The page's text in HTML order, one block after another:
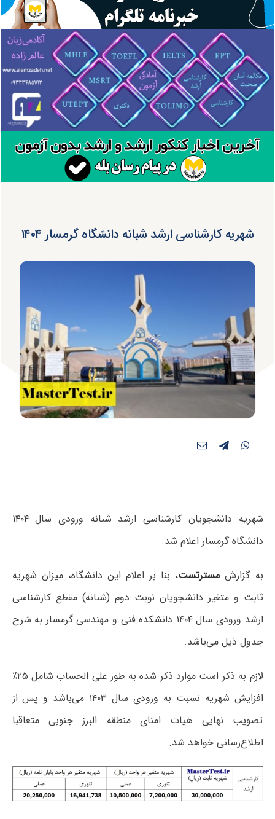
شهریه کارشناسی ارشد شبانه دانشگاه گرمسار ۱۴۰۴
شهریه دانشجویان کارشناسی ارشد شبانه ورودی سال ۱۴۰۴
دانشگاه گرمسار اعلام شد.
به گزارش مسترتست، بنا بر اعلام این دانشگاه، میزان شهریه
ثابت و متغیر دانشجویان نوبت دوم (شبانه) مقطع کارشناسی
ارشد ورودی سال ۱۴۰۴ دانشکده فنی و مهندسی گرمسار به شرح
جدول ذیل می‌باشد.
لازم به ذکر است موارد ذکر شده به طور علی الحساب شامل ۲۵٪
افزایش شهریه نسبت به ورودی سال ۱۴۰۳ می‌باشد و پس از
تصویب نهایی هیات امنای منطقه البرز جنوبی متعاقبا
اطلاع‌رسانی خواهد شد.